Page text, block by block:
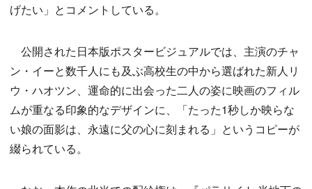
げたい」とコメントしている。
公開された日本版ポスタービジュアルでは、主演のチャ
ン・イーと数千人にも及ぶ高校生の中から選ばれた新人リ
ウ・ハオツン、運命的に出会った二人の姿に映画のフィル
ムが重なる印象的なデザインに、「たった1秒しか映らな
い娘の面影は、永遠に父の心に刻まれる」というコピーが
綴られている。